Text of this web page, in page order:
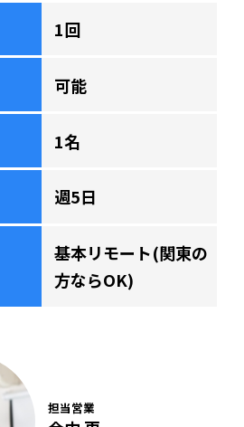
1回
可能
1名
週5日
基本リモート(関東の
方ならOK)
担当営業